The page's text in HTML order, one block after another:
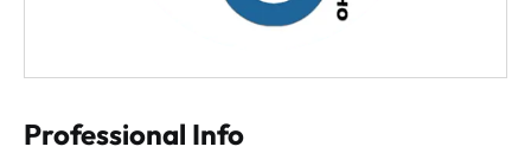
Professional Info